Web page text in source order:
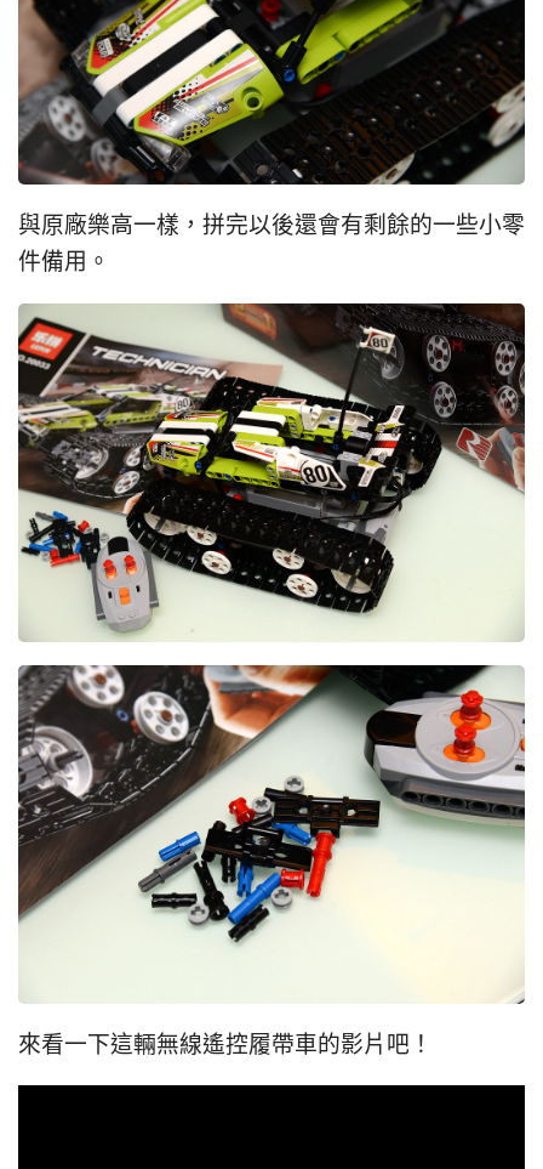
與原廠樂高一樣，拼完以後還會有剩餘的一些小零
件備用。
來看一下這輛無線遙控履帶車的影片吧！